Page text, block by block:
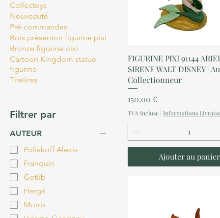
Collectoys
Nouveauté
Pré-commandes
Bois présentoir figurine pixi
Bronze figurine pixi
Cartoon Kingdom statue
figurine
Tirelires
Filtrer par
AUTEUR
Poliakoff Alexis
Franquin
Gotlib
Hergé
Morris
Aperçu rapide
FIGURINE PIXI 91144
SIRENE WALT DISNEY | Au
Collectionneur
Prix
150,00 €
TVA Incluse | Informations
Ajouter au panier